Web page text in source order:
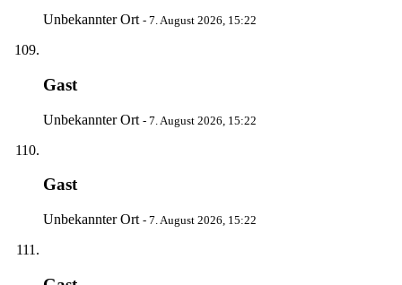
Unbekannter Ort - 7. August 2026, 15:22
Gast
Unbekannter Ort - 7. August 2026, 15:22
Gast
Unbekannter Ort - 7. August 2026, 15:22